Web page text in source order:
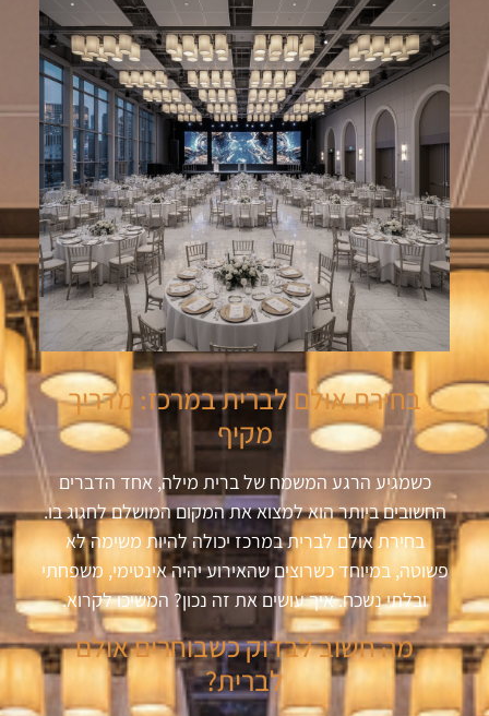
בחירת אולם לברית במרכז: מדריך
מקיף
כשמגיע הרגע המשמח של ברית מילה, אחד הדברים
החשובים ביותר הוא למצוא את המקום המושלם לחגוג בו.
בחירת אולם לברית במרכז יכולה להיות משימה לא
פשוטה, במיוחד כשרוצים שהאירוע יהיה אינטימי, משפחתי
ובלתי נשכח. איך עושים את זה נכון? המשיכו לקרוא.
מה חשוב לבדוק כשבוחרים אולם
לברית?